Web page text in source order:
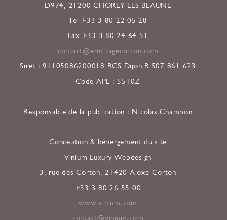
D974, 21200 CHOREY LES BEAUNE
Tel +33 3 80 22 05 28
Fax +33 3 80 24 64 51
contact@ermitagecorton.com
Siret : 91105086200018 RCS Dijon B 507 861 623
Code APE : 5510Z
Responsable de la publication : Nicolas Chambon
Conception & hébergement du site
Vinium Luxury Webdesign
3, rue des Corton, 21420 Aloxe-Corton
+33 3 80 26 55 00
www.vinium.com